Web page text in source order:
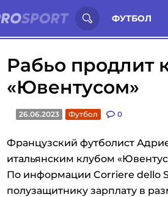
ФУТБОЛ
Иностранцы о спорте России:
Рабьо продлит
«Ювентусом»
26.06.2023 Футбол 0
Французский футболист
итальянским клубом
По информации Corriere dello
полузащитнику зарплату в